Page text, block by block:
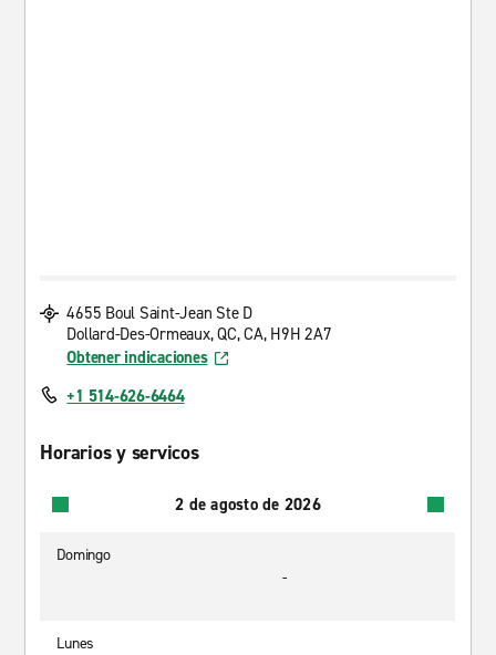
4655 Boul Saint-Jean Ste D
Dollard-Des-Ormeaux, QC, CA, H9H 2A7
Obtener indicaciones
+1 514-626-6464
Horarios y servicos
2 de agosto de 2026
Domingo
-
Lunes